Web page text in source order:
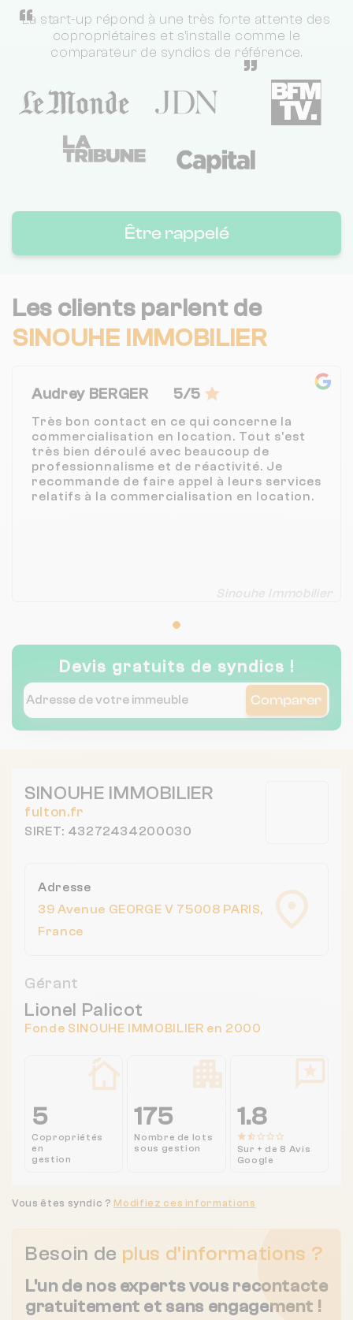
“
La start-up répond à une très forte attente des
copropriétaires et s'installe comme le
comparateur de syndics de référence.
”
Être rappelé
Les clients parlent de
SINOUHE IMMOBILIER
Audrey BERGER 5/5
Très bon contact en ce qui concerne la
commercialisation en location. Tout s'est
très bien déroulé avec beaucoup de
professionnalisme et de réactivité. Je
recommande de faire appel à leurs services
relatifs à la commercialisation en location.
Sinouhe Immobilier
Devis gratuits de syndics !
Comparer
SINOUHE IMMOBILIER
fulton.fr
SIRET: 43272434200030
Adresse
39 Avenue GEORGE V 75008 PARIS,
France
Gérant
Lionel Palicot
Fonde SINOUHE IMMOBILIER en 2000
5
Copropriétés
en
gestion
175
Nombre de lots
sous gestion
1.8
Sur + de 8 Avis
Google
Besoin de plus d'informations ?
L'un de nos experts vous recontacte
gratuitement et sans engagement !
Vous êtes syndic ? Modifiez ces informations